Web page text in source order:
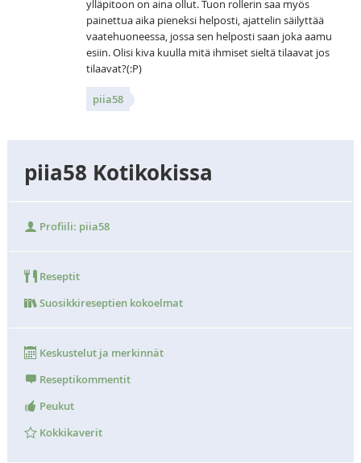
ylläpitoon on aina ollut. Tuon rollerin saa myös
painettua aika pieneksi helposti, ajattelin säilyttää
vaatehuoneessa, jossa sen helposti saan joka aamu
esiin. Olisi kiva kuulla mitä ihmiset sieltä tilaavat jos
tilaavat?(:P)
piia58
piia58 Kotikokissa
Profiili: piia58
Reseptit
Suosikkireseptien kokoelmat
Keskustelut ja merkinnät
Reseptikommentit
Peukut
Kokkikaverit